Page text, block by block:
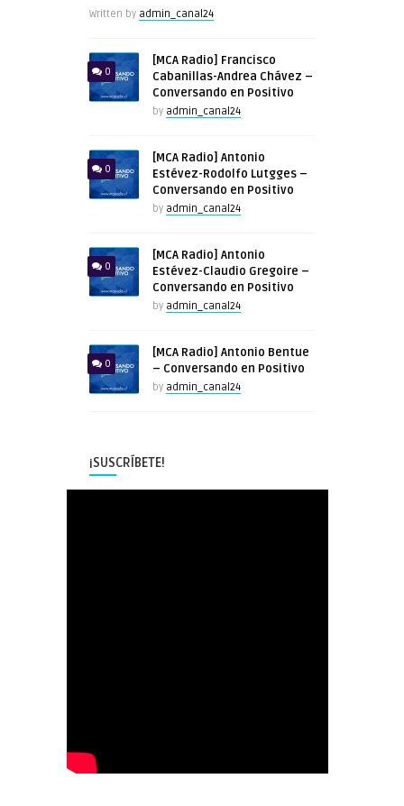
Written by admin_canal24
0
[MCA Radio] Francisco
Cabanillas-Andrea Chávez –
Conversando en Positivo
by admin_canal24
0
[MCA Radio] Antonio
Estévez-Rodolfo Lutgges –
Conversando en Positivo
by admin_canal24
0
[MCA Radio] Antonio
Estévez-Claudio Gregoire –
Conversando en Positivo
by admin_canal24
0
[MCA Radio] Antonio Bentue
– Conversando en Positivo
by admin_canal24
¡SUSCRÍBETE!